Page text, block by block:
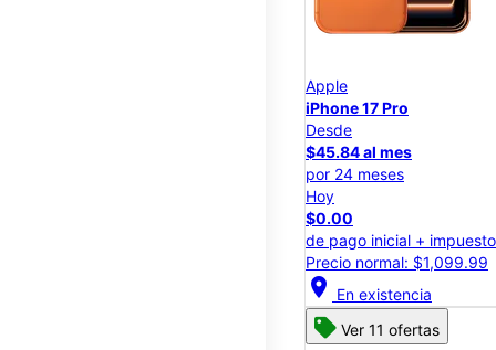
Apple
iPhone 17 Pro
Desde
$45.84 al mes
por 24 meses
Hoy
$0.00
de pago inicial +
Precio normal: $1,099.99
location_on En existencia
Ver 11 ofertas